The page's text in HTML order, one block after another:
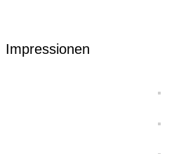
Impressionen